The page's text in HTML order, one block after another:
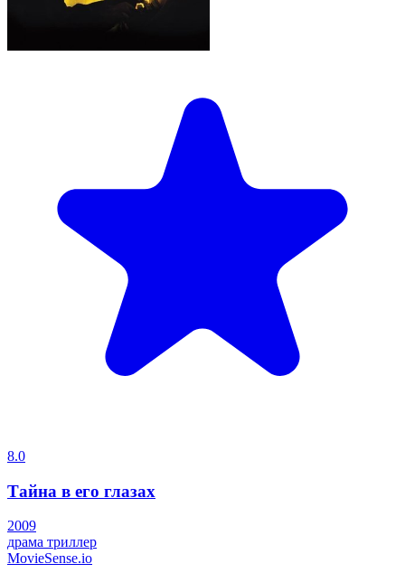
8.0
Тайна в его глазах
2009
драма триллер
MovieSense.io